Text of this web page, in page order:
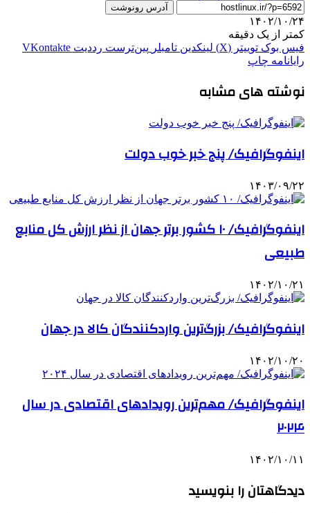
آدرس رونوشت
۱۴۰۲/۱۰/۲۴
کمتر از یک دقیقه
فیس بوک توییتر (X) لینکدین ‫تامبلر ‫پین‌ترست ‫رددیت ‫VKontakte
رایانامه چاپ
نوشته های مشابه
اینفوگرافیک/ پنج خبر خوب دولت
۱۴۰۳/۰۹/۲۲
اینفوگرافیک/ ۱۰ کشور برتر جهان از نظر ارزش کل منابع
طبیعی
۱۴۰۲/۱۰/۲۱
اینفوگرافیک/ بزرگ‌ترین واردکنندگان کالا در جهان
۱۴۰۲/۱۰/۲۰
اینفوگرافیک/ مهم‌ترین رویدادهای اقتصادی در سال
۲۰۲۴
۱۴۰۲/۱۰/۱۱
دیدگاهتان را بنویسید